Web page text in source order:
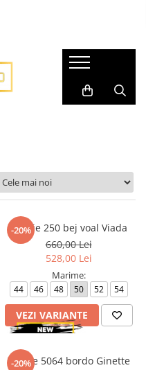
-20%
Rochie 250 bej voal Viada
660,00 Lei
528,00 Lei
Marime:
44 46 48 50 52 54
VEZI VARIANTE
-20%
Rochie 5064 bordo Ginette